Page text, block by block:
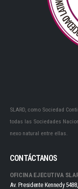
SLARD, como Sociedad
todas las Sociedades
nexo natural entre ellas.
CONTÁCTANOS
OFICINA EJECUTIVA
Av. Presidente Kennedy